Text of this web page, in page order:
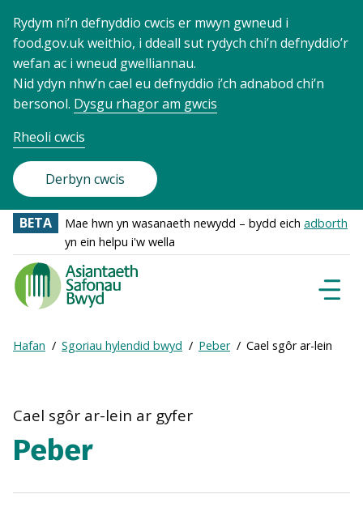
Rydym ni’n defnyddio cwcis er mwyn gwneud i
food.gov.uk weithio, i ddeall sut rydych chi’n defnyddio’r
wefan ac i wneud gwelliannau.
Nid ydyn nhw’n cael eu defnyddio i’ch adnabod chi’n
bersonol. Dysgu rhagor am gwcis
Rheoli cwcis
Derbyn cwcis
BETA Mae hwn yn wasanaeth newydd – bydd eich adborth
yn ein helpu i'w wella
Food
Standards
Agency
Frontpage
Breadcrumb
Expand
breadcrumb
Hafan Sgoriau hylendid bwyd Peber Cael sgôr ar-lein
Cael sgôr ar-lein ar gyfer
Peber